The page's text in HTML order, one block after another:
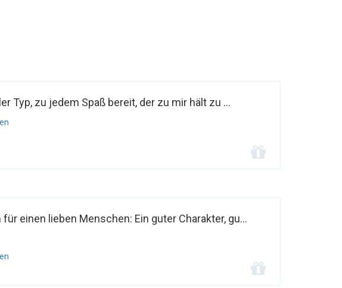
Typ, zu jedem Spaß bereit, der zu mir hält zu ...
für einen lieben Menschen: Ein guter Charakter, gu...